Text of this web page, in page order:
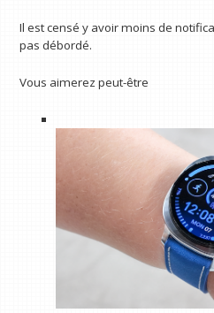
Il est censé y avoir moins de
pas débordé.
Vous aimerez peut-être